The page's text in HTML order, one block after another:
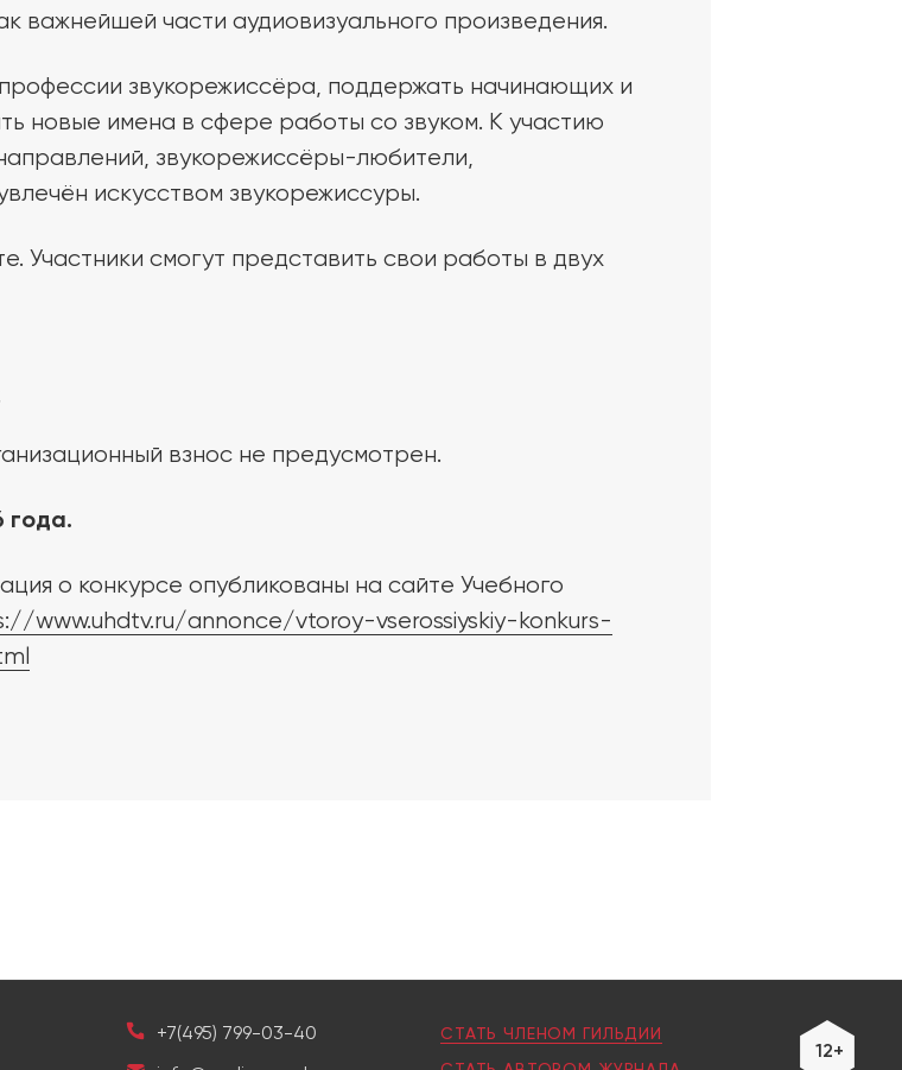
важнейшей части аудиовизуального произведения.
звукорежиссёра, поддержать начинающих и
новые имена в сфере работы со звуком. К участию
звукорежиссёры-любители,
искусством звукорежиссуры.
Участники смогут представить свои работы в двух
взнос не предусмотрен.
года.
о конкурсе опубликованы на сайте Учебного
www.uhdtv.ru/annonce/vtoroy-vserossiyskiy-konkurs-
+7(495) 799-03-40 СТАТЬ ЧЛЕНОМ ГИЛЬДИИ
12+